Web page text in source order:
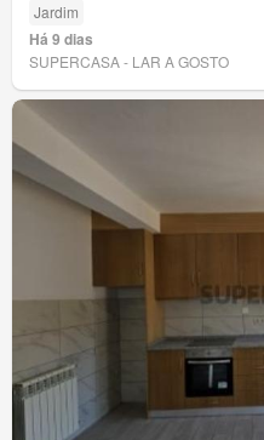
Jardim
Há 9 dias
SUPERCASA - LAR A GOSTO